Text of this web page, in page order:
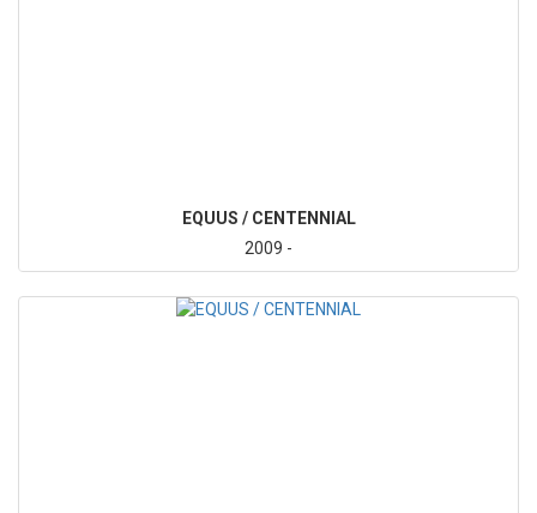
EQUUS / CENTENNIAL
2009 -